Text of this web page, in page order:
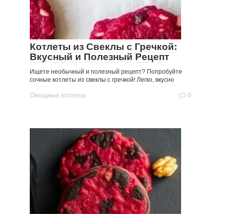
Котлеты из Свеклы с Гречкой:
Вкусный и Полезный Рецепт
Ищете необычный и полезный рецепт? Попробуйте
сочные котлеты из свеклы с гречкой! Легко, вкусно
Овощные котлеты 0